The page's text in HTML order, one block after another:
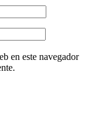
en este navegador